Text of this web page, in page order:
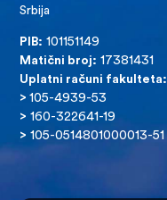
Srbija
PIB: 101151149
Matični broj: 17381431
Uplatni računi fakulteta:
>105-4939-53
> 160-322641-19
> 105-0514801000013-51